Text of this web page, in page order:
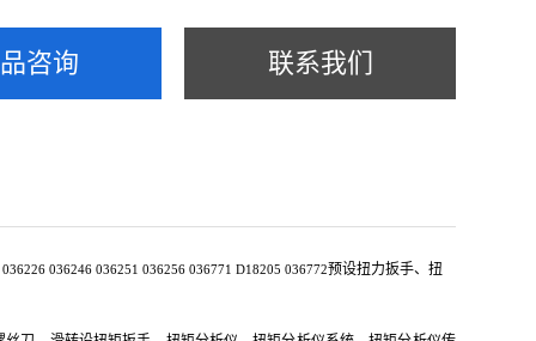
咨询 联系我们
036226 036246 036251 036256 036771 D18205 036772预设扭力扳手、扭